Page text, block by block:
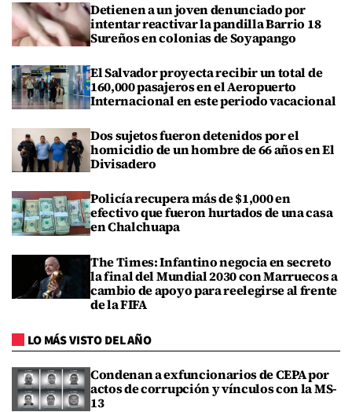
Detienen a un joven denunciado por
intentar reactivar la pandilla Barrio 18
Sureños en colonias de Soyapango
El Salvador proyecta recibir un total de
160,000 pasajeros en el Aeropuerto
Internacional en este periodo vacacional
Dos sujetos fueron detenidos por el
homicidio de un hombre de 66 años en El
Divisadero
Policía recupera más de $1,000 en
efectivo que fueron hurtados de una casa
en Chalchuapa
The Times: Infantino negocia en secreto
la final del Mundial 2030 con Marruecos a
cambio de apoyo para reelegirse al frente
de la FIFA
LO MÁS VISTO DEL AÑO
Condenan a exfuncionarios de CEPA por
actos de corrupción y vínculos con la MS-
13